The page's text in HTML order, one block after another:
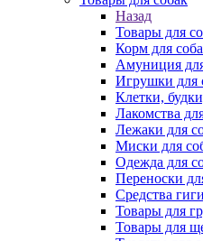
Назад
Товары для
Корм для
Амуниция
Игрушки для
Клетки,
Лакомства
Лежаки для
Миски для
Одежда для
Переноски
Средства
Товары для
Товары для